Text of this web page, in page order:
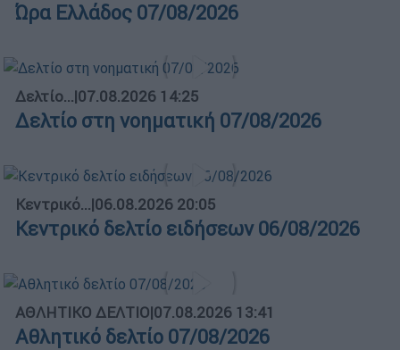
Ώρα Ελλάδος 07/08/2026
Δελτίο...|07.08.2026 14:25
Δελτίο στη νοηματική 07/08/2026
Κεντρικό...|06.08.2026 20:05
Κεντρικό δελτίο ειδήσεων 06/08/2026
ΑΘΛΗΤΙΚΟ ΔΕΛΤΙΟ|07.08.2026 13:41
Αθλητικό δελτίο 07/08/2026